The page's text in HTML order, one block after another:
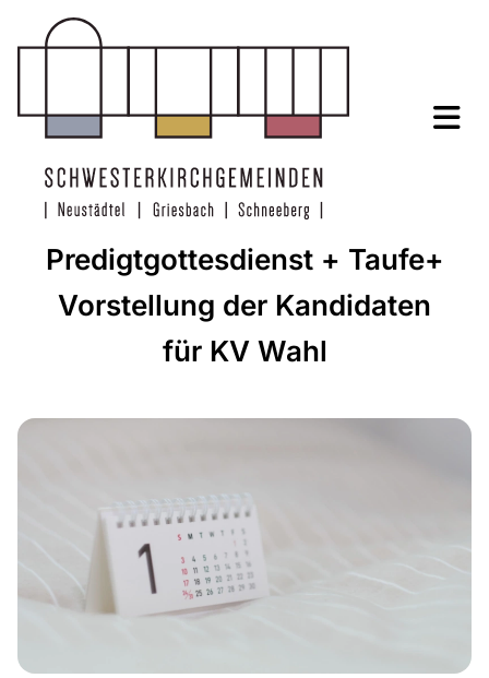
Predigtgottesdienst + Taufe+
Vorstellung der Kandidaten
für KV Wahl